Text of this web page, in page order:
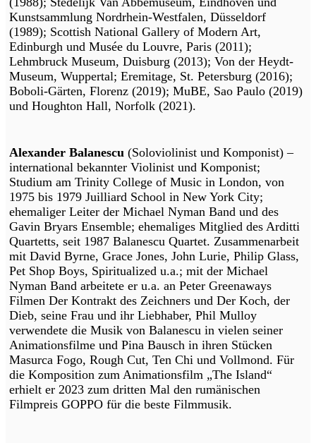
Kunstsammlung Nordrhein-Westfalen, Düsseldorf
(1989); Scottish National Gallery of Modern Art,
Edinburgh und Musée du Louvre, Paris (2011);
Lehmbruck Museum, Duisburg (2013); Von der Heydt-
Museum, Wuppertal; Eremitage, St. Petersburg (2016);
Boboli-Gärten, Florenz (2019); MuBE, Sao Paulo (2019)
und Houghton Hall, Norfolk (2021).
Alexander Balanescu (Soloviolinist und Komponist) –
international bekannter Violinist und Komponist;
Studium am Trinity College of Music in London, von
1975 bis 1979 Juilliard School in New York City;
ehemaliger Leiter der Michael Nyman Band und des
Gavin Bryars Ensemble; ehemaliges Mitglied des Arditti
Quartetts, seit 1987 Balanescu Quartet. Zusammenarbeit
mit David Byrne, Grace Jones, John Lurie, Philip Glass,
Pet Shop Boys, Spiritualized u.a.; mit der Michael
Nyman Band arbeitete er u.a. an Peter Greenaways
Filmen Der Kontrakt des Zeichners und Der Koch, der
Dieb, seine Frau und ihr Liebhaber, Phil Mulloy
verwendete die Musik von Balanescu in vielen seiner
Animationsfilme und Pina Bausch in ihren Stücken
Masurca Fogo, Rough Cut, Ten Chi und Vollmond. Für
die Komposition zum Animationsfilm „The Island“
erhielt er 2023 zum dritten Mal den rumänischen
Filmpreis GOPPO für die beste Filmmusik.